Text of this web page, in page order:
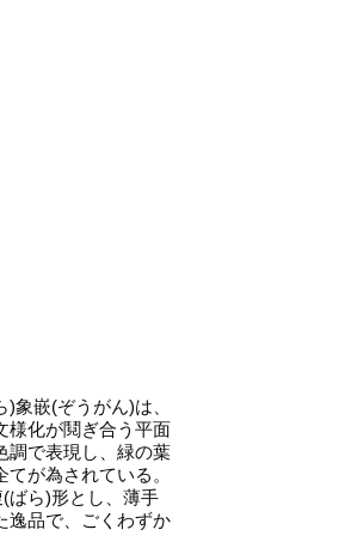
嵌(ぞうがん)は、
様化が鬩ぎ合う平面
調で表現し、緑の葉
が為されている。
ばら)形とし、薄手
逸品で、ごくわずか